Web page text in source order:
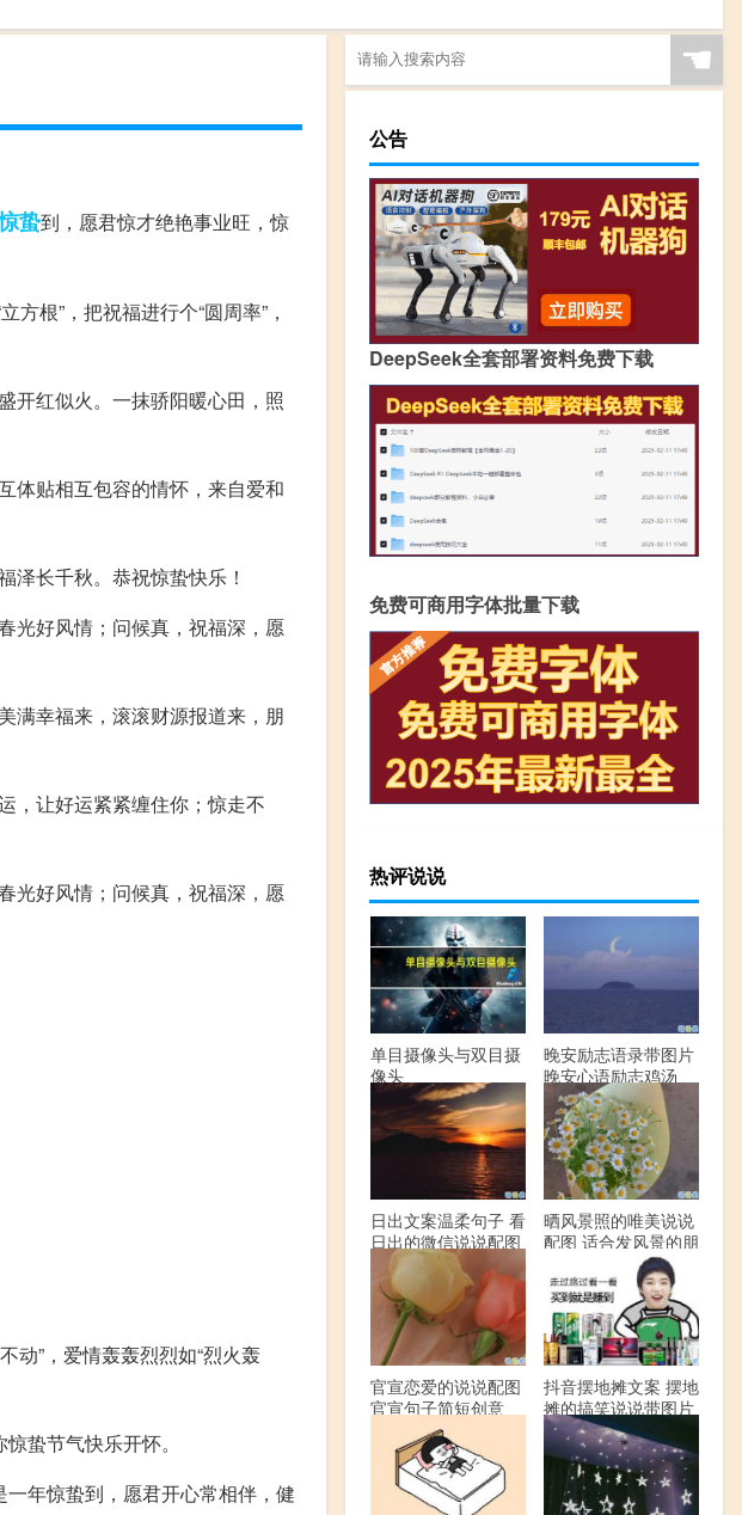
蛰到，愿君惊才绝艳事业旺，惊
方根”，把祝福进行个“圆周率”，
开红似火。一抹骄阳暖心田，照
体贴相互包容的情怀，来自爱和
泽长千秋。恭祝惊蛰快乐！
光好风情；问候真，祝福深，愿
满幸福来，滚滚财源报道来，朋
，让好运紧紧缠住你；惊走不
光好风情；问候真，祝福深，愿
动”，爱情轰轰烈烈如“烈火轰
蛰节气快乐开怀。
年惊蛰到，愿君开心常相伴，健
☚
公告
DeepSeek全套部署资料免费下载
免费可商用字体批量下载
热评说说
单目摄像头与双目摄
像头
晚安励志语录带图片
晚安心语励志鸡汤
日出文案温柔句子 看
日出的微信说说配图
晒风景照的唯美说说
配图 适合发风景的朋
官宣恋爱的说说配图
官宣句子简短创意
抖音摆地摊文案 摆地
摊的搞笑说说带图片